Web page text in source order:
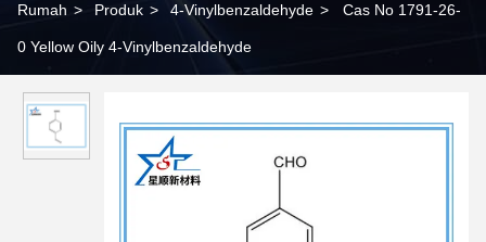
Rumah > Produk > 4-Vinylbenzaldehyde > Cas No 1791-26-
0 Yellow Oily 4-Vinylbenzaldehyde